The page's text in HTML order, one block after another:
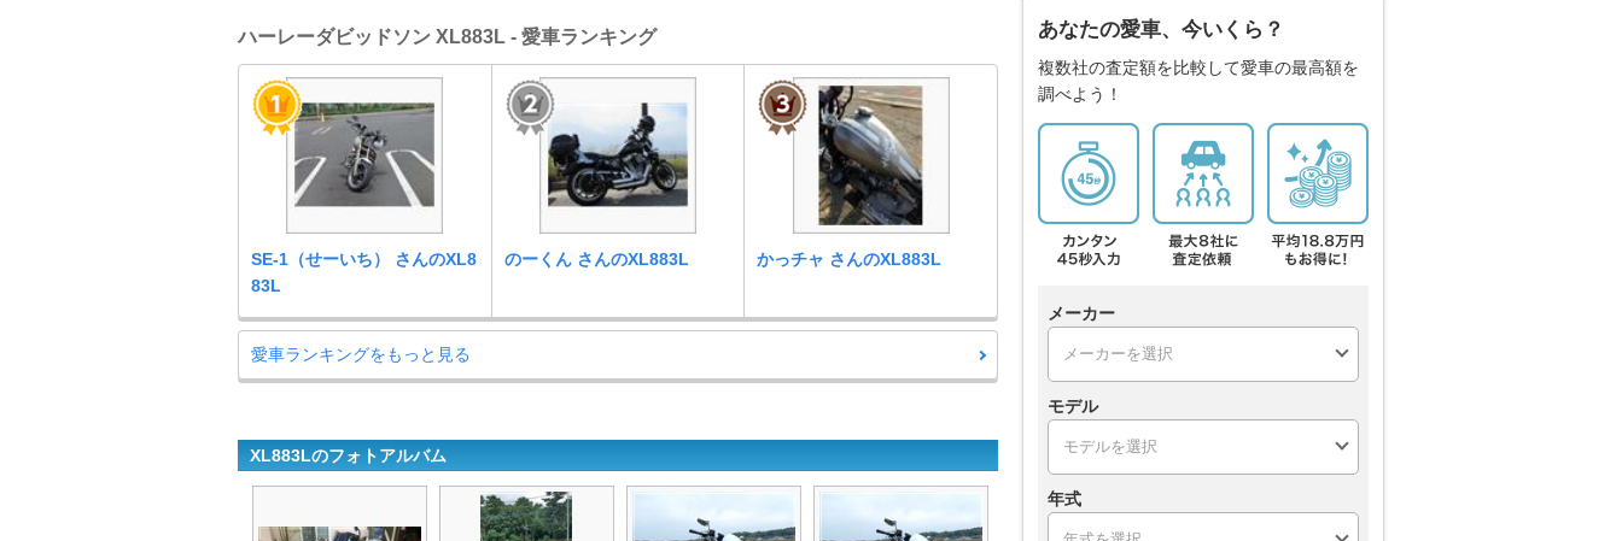
ハーレーダビッドソン XL883L - 愛車ランキング
SE-1（せーいち） さんのXL8
83L
のーくん さんのXL883L かっチャ さんのXL883L
愛車ランキングをもっと見る
XL883Lのフォトアルバム
あなたの愛車、今いくら？
複数社の査定額を比較して愛車の最高額を
調べよう！
メーカー
モデル
年式